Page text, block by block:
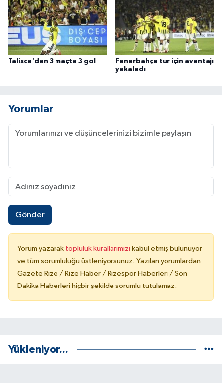
Talisca'dan 3 maçta 3 gol
Fenerbahçe tur için avantajı
yakaladı
Yorumlar
Gönder
Yorum yazarak topluluk kurallarımızı kabul etmiş bulunuyor
ve tüm sorumluluğu üstleniyorsunuz. Yazılan yorumlardan
Gazete Rize / Rize Haber / Rizespor Haberleri / Son
Dakika Haberleri hiçbir şekilde sorumlu tutulamaz.
Yükleniyor...